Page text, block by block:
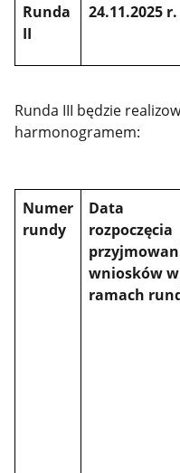
Runda
II
24.11.2025 r.
Runda III będzie
harmonogramem:
Numer
rundy
Data
rozpoczęcia
wniosków w
ramach